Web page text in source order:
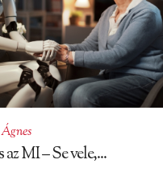
az MI – Se vele,...